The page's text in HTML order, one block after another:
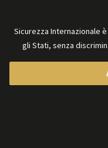
Sicurezza Internazionale
gli Stati, senza